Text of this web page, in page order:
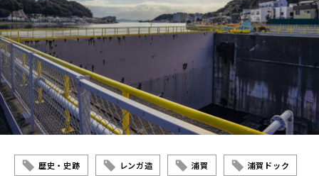
歴史・史跡 レンガ造 浦賀 浦賀ドック